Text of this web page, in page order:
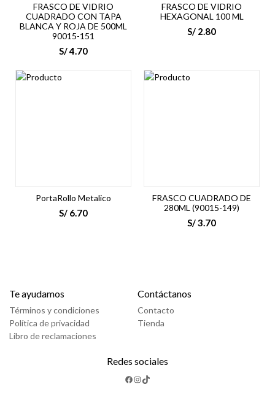
FRASCO DE VIDRIO
CUADRADO CON TAPA
BLANCA Y ROJA DE 500ML
90015-151
S/4.70
FRASCO DE VIDRIO
HEXAGONAL 100 ML
S/ 2.80
PortaRollo Metalico
S/ 6.70
FRASCO CUADRADO DE
280ML (90015-149)
S/3.70
Te ayudamos
Términos y condiciones
Política de privacidad
Libro de reclamaciones
Contáctanos
Contacto
Tienda
Redes sociales
Facebook Instagram TikTok